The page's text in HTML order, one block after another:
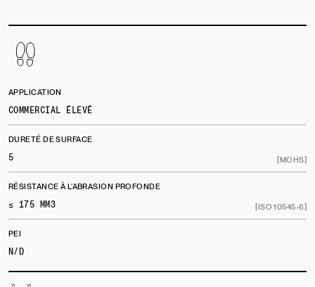
APPLICATION
COMMERCIAL ÉLEVÉ
DURETÉ DE SURFACE
5
[MOHS]
RÉSISTANCE À L’ABRASION PROFONDE
≤ 175 MM3
[ISO 10545-6]
PEI
N/D